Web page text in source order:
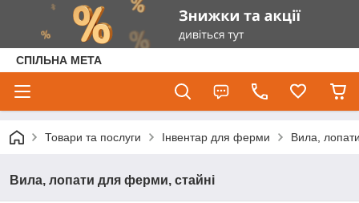
СПІЛЬНА МЕТА
Товари та послуги Інвентар для ферми Вила,
Вила, лопати для ферми, стайні